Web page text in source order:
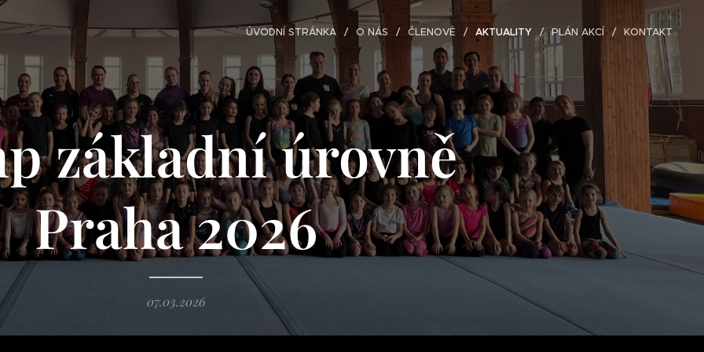
ÚVODNÍ STRÁNKA O NÁS ČLENOVÉ AKTUALITY PLÁN AKCÍ KONTAKT
základní úrovně
Praha 2026
07.03.2026